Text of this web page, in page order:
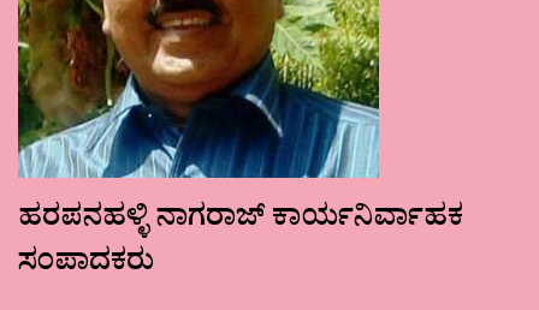
ಹರಪನಹಳ್ಳಿ ನಾಗರಾಜ್ ಕಾರ್ಯನಿರ್ವಾಹಕ
ಸಂಪಾದಕರು